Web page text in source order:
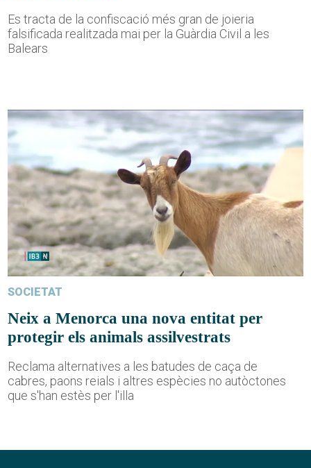
Es tracta de la confiscació més gran de joieria
falsificada realitzada mai per la Guàrdia Civil a les
Balears
SOCIETAT
Neix a Menorca una nova entitat per
protegir els animals assilvestrats
Reclama alternatives a les batudes de caça de
cabres, paons reials i altres espècies no autòctones
que s'han estès per l'illa